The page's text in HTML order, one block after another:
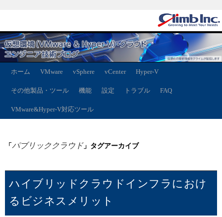
ホーム VMware vSphere vCenter Hyper-V
その他製品・ツール 機能 設定 トラブル FAQ
VMware&Hyper-V対応ツール
「パブリッククラウド」タグアーカイブ
ハイブリッドクラウドインフラにおけ
るビジネスメリット